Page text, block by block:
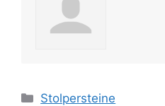
Kategorien
Stolpersteine